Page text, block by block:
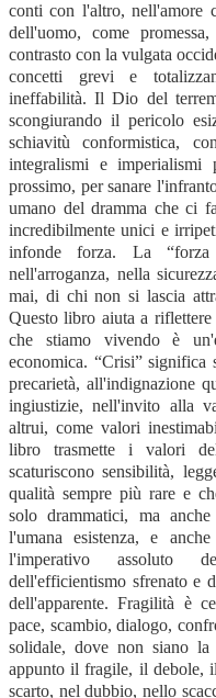
conti con l'altro, nell'amore
dell'uomo, come
contrasto con la vulgata
concetti grevi e
ineffabilità. Il Dio del
scongiurando il pericolo
schiavitù conformistica,
integralismi e
prossimo, per sanare
umano del dramma che ci
incredibilmente unici e
infonde forza. La
nell'arroganza, nella
mai, di chi non si lascia
Questo libro aiuta a
che stiamo vivendo è
economica. “Crisi” significa
precarietà, all'indignazione
ingiustizie, nell'invito alla
altrui, come valori
libro trasmette i valori
scaturiscono sensibilità,
qualità sempre più rare e
solo drammatici, ma
l'umana esistenza, e
l'imperativo assoluto
dell'efficientismo sfrenato e
dell'apparente. Fragilità è
pace, scambio, dialogo,
solidale, dove non siano la
appunto il fragile, il debole,
scarto, nel dubbio, nello